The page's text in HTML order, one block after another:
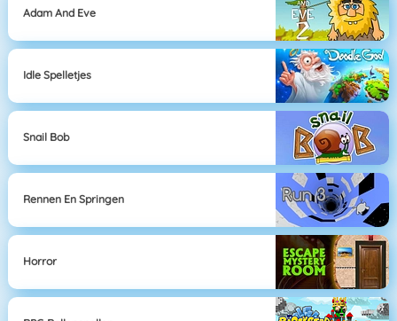
Adam And Eve
Idle Spelletjes
Snail Bob
Rennen En Springen
Horror